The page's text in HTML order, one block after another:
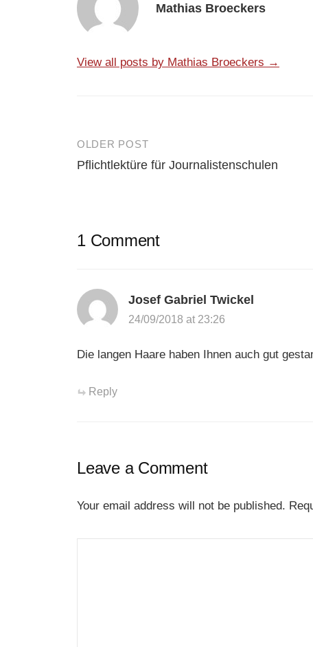
Mathias Broeckers
View all posts by Mathias Broeckers →
Post
OLDER POST
Pflichtlektüre für Journalistenschulen
1 Comment
Josef Gabriel Twickel
24/09/2018 at 23:26
Die langen Haare haben Ihnen auch gut
Reply
Leave a Comment
Your email address will not be published.